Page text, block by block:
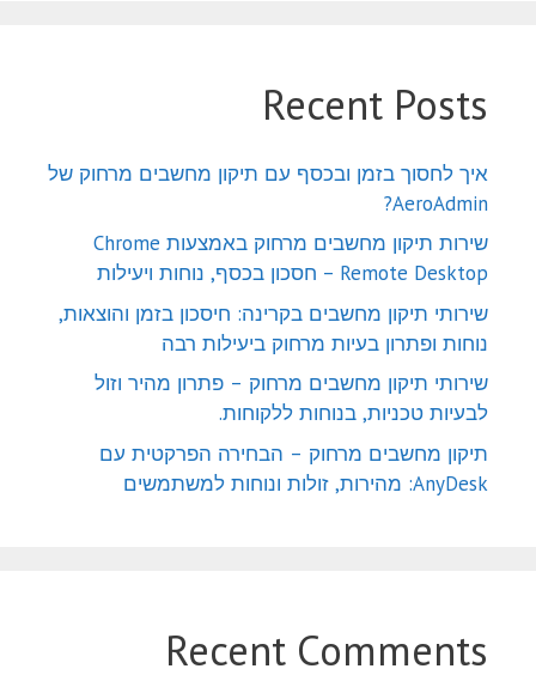
Recent Posts
איך לחסוך בזמן ובכסף עם תיקון מחשבים מרחוק של
AeroAdmin?
שירות תיקון מחשבים מרחוק באמצעות Chrome
Remote Desktop – חסכון בכסף, נוחות ויעילות
שירותי תיקון מחשבים בקרינה: חיסכון בזמן והוצאות,
נוחות ופתרון בעיות מרחוק ביעילות רבה
שירותי תיקון מחשבים מרחוק – פתרון מהיר וזול
לבעיות טכניות, בנוחות ללקוחות.
תיקון מחשבים מרחוק – הבחירה הפרקטית עם
AnyDesk: מהירות, זולות ונוחות למשתמשים
Recent Comments